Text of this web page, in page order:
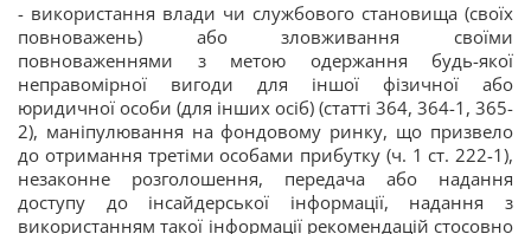
- використання влади чи службового становища (своїх
повноважень) або зловживання своїми
повноваженнями з метою одержання будь-якої
неправомірної вигоди для іншої фізичної або
юридичної особи (для інших осіб) (статті 364, 364-1, 365-
2), маніпулювання на фондовому ринку, що призвело
до отримання третіми особами прибутку (ч. 1 ст. 222-1),
незаконне розголошення, передача або надання
доступу до інсайдерської інформації, надання з
використанням такої інформації рекомендацій стосовно